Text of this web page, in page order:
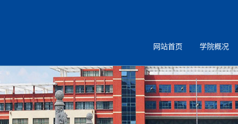
网站首页 学院概况